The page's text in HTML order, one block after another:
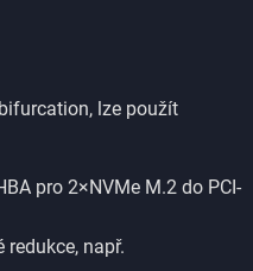
lze použít
pro 2×NVMe M.2 do PCI-
redukce, např.